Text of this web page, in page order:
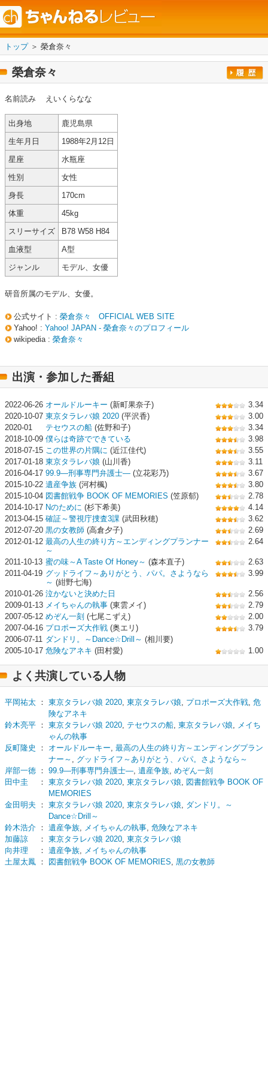
トップ＞ 榮倉奈々
榮倉奈々
名前読み えいくらなな
出身地
鹿児島県
生年月日
1988年2月12日
星座
水瓶座
性別
女性
身長
170cm
体重
45kg
スリーサイズ
B78 W58 H84
血液型
A型
ジャンル
モデル、女優
研音所属のモデル、女優。
公式サイト : 榮倉奈々 OFFICIAL WEB SITE
Yahoo! : Yahoo! JAPAN - 榮倉奈々のプロフィール
wikipedia : 榮倉奈々
出演・参加した番組
2022-06-26 オールドルーキー (新町果奈子)
3.34
2020-10-07 東京タラレバ娘 2020 (平沢香)
3.00
2020-01
テセウスの船 (佐野和子)
3.34
2018-10-09 僕らは奇跡でできている
3.98
2018-07-15 この世界の片隅に (近江佳代)
3.55
2017-01-18 東京タラレバ娘 (山川香)
3.11
2016-04-17 99.9―刑事専門弁護士― (立花彩乃)
3.67
2015-10-22 遺産争族 (河村楓)
3.80
2015-10-04 図書館戦争 BOOK OF MEMORIES (笠原郁)
2.78
2014-10-17 Nのために (杉下希美)
4.14
2013-04-15 確証～警視庁捜査3課 (武田秋穂)
3.62
2012-07-20 黒の女教師 (高倉夕子)
2.69
2012-01-12 最高の人生の終り方～エンディングプランナー
～
2.64
2011-10-13 蜜の味～A Taste Of Honey～ (森本直子)
2.63
2011-04-19 グッドライフ～ありがとう、パパ。さようなら
～ (紺野七海)
3.99
2010-01-26 泣かないと決めた日
2.56
2009-01-13 メイちゃんの執事 (東雲メイ)
2.79
2007-05-12 めぞん一刻 (七尾こずえ)
2.00
2007-04-16 プロポーズ大作戦 (奥エリ)
3.79
2006-07-11 ダンドリ。～Dance☆Drill～ (相川要)
2005-10-17 危険なアネキ (田村愛) 1.00
よく共演している人物
平岡祐太 ： 東京タラレバ娘 2020, 東京タラレバ娘, プロポーズ大作戦, 危
険なアネキ
鈴木亮平 ： 東京タラレバ娘 2020, テセウスの船, 東京タラレバ娘, メイち
ゃんの執事
反町隆史
： オールドルーキー, 最高の人生の終り方～エンディングプラン
ナー～ , グッドライフ～ありがとう、パパ。さようなら～
岸部一徳 ： 99.9―刑事専門弁護士―, 遺産争族, めぞん一刻
田中圭
： 東京タラレバ娘 2020, 東京タラレバ娘, 図書館戦争 BOOK OF
MEMORIES
金田明夫 ： 東京タラレバ娘 2020, 東京タラレバ娘, ダンドリ。～
Dance☆Drill～
鈴木浩介 ： 遺産争族, メイちゃんの執事, 危険なアネキ
加藤諒
： 東京タラレバ娘 2020, 東京タラレバ娘
向井理
： 遺産争族, メイちゃんの執事
土屋太鳳 ： 図書館戦争 BOOK OF MEMORIES, 黒の女教師